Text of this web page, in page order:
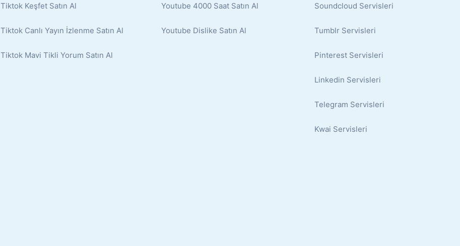
Tiktok Keşfet Satın Al
Tiktok Canlı Yayın İzlenme Satın Al
Tiktok Mavi Tikli Yorum Satın Al
Youtube 4000 Saat Satın Al
Youtube Dislike Satın Al
Soundcloud Servisleri
Tumblr Servisleri
Pinterest Servisleri
Linkedin Servisleri
Telegram Servisleri
Kwai Servisleri